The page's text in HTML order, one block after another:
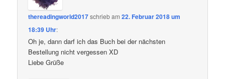
thereadingworld2017schriebam22. Februar 2018 um
18:39 Uhr:
Oh je, dann darf ich das Buch bei der nächsten
Bestellung nicht vergessen XD
Liebe Grüße